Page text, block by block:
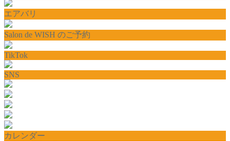
エアバリ
Salon de WISH のご予約
TikTok
SNS
カレンダー